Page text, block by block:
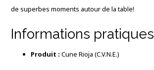
de superbes moments autour de la table!
Informations pratiques
Produit : Cune Rioja (C.V.N.E.)